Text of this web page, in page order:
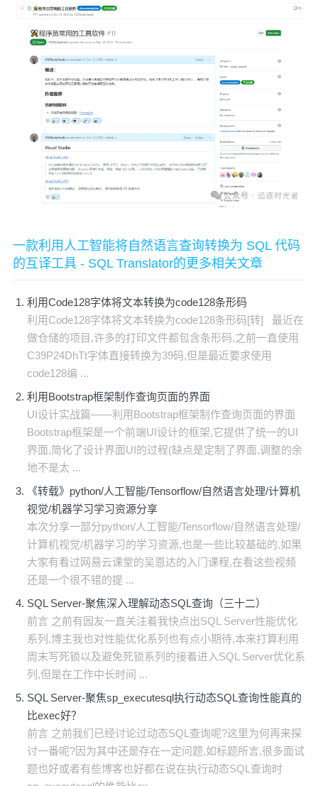
一款利用人工智能将自然语言查询转换为 SQL 代码
的互译工具 - SQL Translator的更多相关文章
利用Code128字体将文本转换为code128条形码
利用Code128字体将文本转换为code128条形码[转] 最近在
做仓储的项目,许多的打印文件都包含条形码,之前一直使用
C39P24DhTt字体直接转换为39码,但是最近要求使用
code128编 ...
利用Bootstrap框架制作查询页面的界面
UI设计实战篇——利用Bootstrap框架制作查询页面的界面
Bootstrap框架是一个前端UI设计的框架,它提供了统一的UI
界面,简化了设计界面UI的过程(缺点是定制了界面,调整的余
地不是太 ...
《转载》python/人工智能/Tensorflow/自然语言处理/计算机
视觉/机器学习学习资源分享
本次分享一部分python/人工智能/Tensorflow/自然语言处理/
计算机视觉/机器学习的学习资源,也是一些比较基础的,如果
大家有看过网易云课堂的吴恩达的入门课程,在看这些视频
还是一个很不错的提 ...
SQL Server-聚焦深入理解动态SQL查询（三十二）
前言 之前有园友一直关注着我快点出SQL Server性能优化
系列,博主我也对性能优化系列也有点小期待,本来打算利用
周末写死锁以及避免死锁系列的接着进入SQL Server优化系
列,但是在工作中长时间 ...
SQL Server-聚焦sp_executesql执行动态SQL查询性能真的
比exec好？
前言 之前我们已经讨论过动态SQL查询呢?这里为何再来探
讨一番呢?因为其中还是存在一定问题,如标题所言,很多面试
题也好或者有些博客也好都在说在执行动态SQL查询时